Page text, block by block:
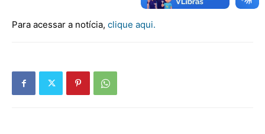
Para acessar a notícia, clique aqui.